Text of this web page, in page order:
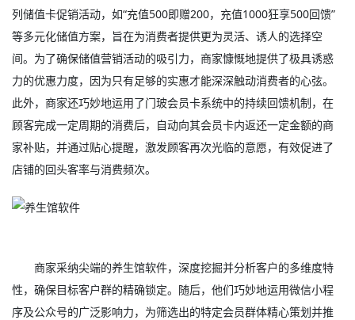
列储值卡促销活动，如“充值500即赠200，充值1000狂享500回馈”
等多元化储值方案，旨在为消费者提供更为灵活、诱人的选择空
间。为了确保储值营销活动的吸引力，商家慷慨地提供了极具诱惑
力的优惠力度，因为只有足够的实惠才能深深触动消费者的心弦。
此外，商家还巧妙地运用了门玻会员卡系统中的持续回馈机制，在
顾客完成一定周期的消费后，自动向其会员卡内返还一定金额的商
家补贴，并通过贴心提醒，激发顾客再次光临的意愿，有效促进了
店铺的回头客率与消费频次。
商家采纳尖端的养生馆软件，深度挖掘并分析客户的多维度特
性，确保目标客户群的精确锁定。随后，他们巧妙地运用微信小程
序及公众号的广泛影响力，为筛选出的特定会员群体精心策划并推